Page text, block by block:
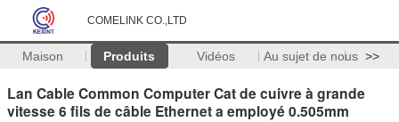
COMELINK CO.,LTD
Maison Produits Vidéos Au sujet de nous >>
Lan Cable Common Computer Cat de cuivre à grande
vitesse 6 fils de câble Ethernet a employé 0.505mm